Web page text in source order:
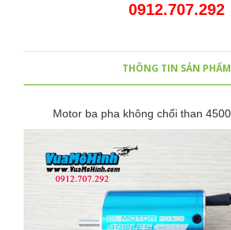
0912.707.292
THÔNG TIN SẢN PHẨM
Motor ba pha không chổi than